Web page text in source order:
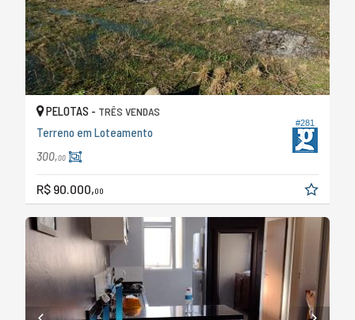
#281
PELOTAS - TRÊS VENDAS
Terreno em Loteamento
300,00
R$ 90.000,00